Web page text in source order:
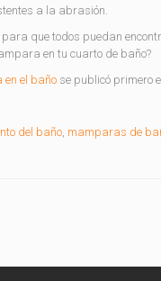
a la abrasión.
que todos puedan
en tu cuarto de baño?
el baño se publicó primero
del baño, mamparas de